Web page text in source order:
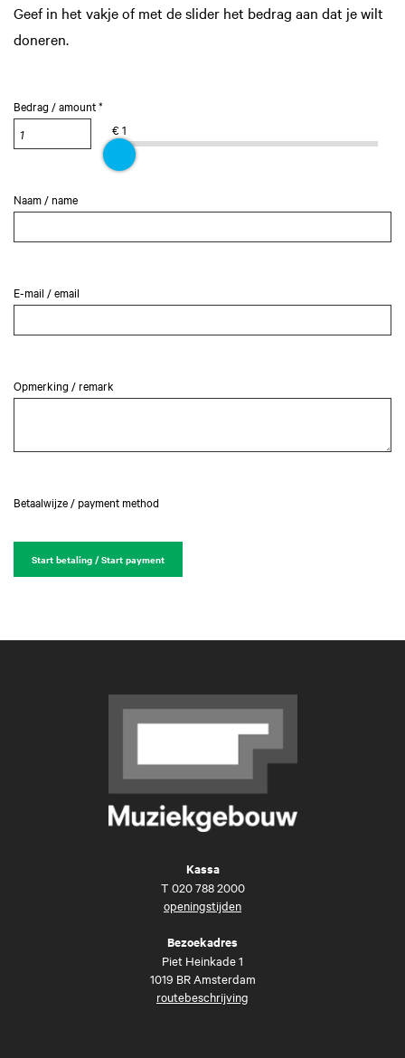
Geef in het vakje of met de slider het bedrag aan dat je wilt
doneren.
Bedrag / amount *
€ 1
Naam / name
E-mail / email
Opmerking / remark
Betaalwijze / payment method
Start betaling / Start payment
Kassa
T 020 788 2000
openingstijden
Bezoekadres
Piet Heinkade 1
1019 BR Amsterdam
routebeschrijving